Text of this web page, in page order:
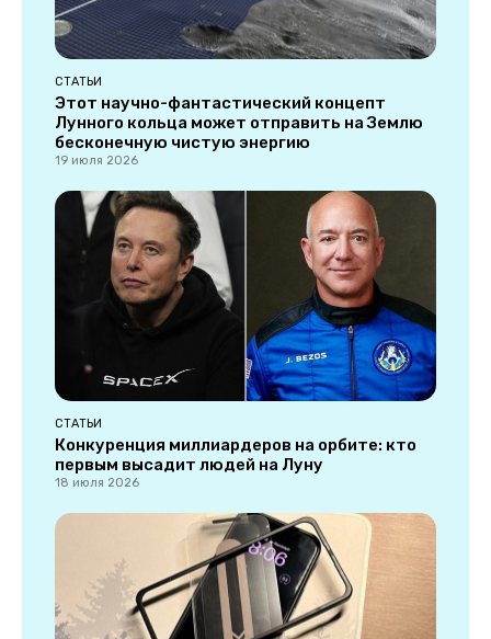
СТАТЬИ
Этот научно-фантастический концепт
Лунного кольца может отправить на Землю
бесконечную чистую энергию
19 июля 2026
СТАТЬИ
Конкуренция миллиардеров на орбите: кто
первым высадит людей на Луну
18 июля 2026